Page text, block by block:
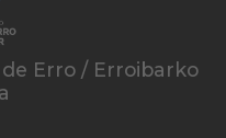
Erro / Erroibarko